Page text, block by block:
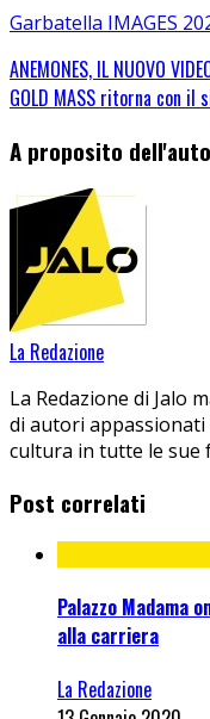
Garbatella IMAGES
ANEMONES, IL NUOVO
GOLD MASS ritorna con il
A proposito
La Redazione
La Redazione di Jalo
di autori
cultura in tutte le sue
Post correlati
Palazzo Madama
alla carriera
La Redazione